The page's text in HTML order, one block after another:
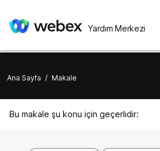
Yardım Merkezi
Ana Sayfa / Makale
Bu makale şu konu için geçerlidir: